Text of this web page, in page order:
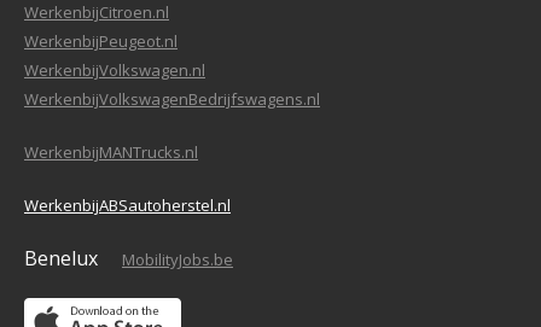
WerkenbijCitroen.nl
WerkenbijPeugeot.nl
WerkenbijVolkswagen.nl
WerkenbijVolkswagenBedrijfswagens.nl
WerkenbijMANTrucks.nl
WerkenbijABSautoherstel.nl
Benelux MobilityJobs.be